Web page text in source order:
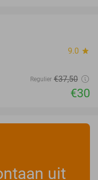
9.0 star
Regulier €37,50
€30
uit